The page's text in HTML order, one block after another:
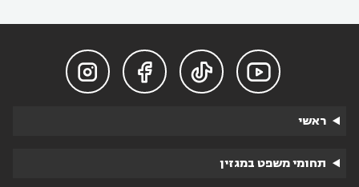




ראשי
תחומי משפט במגזין